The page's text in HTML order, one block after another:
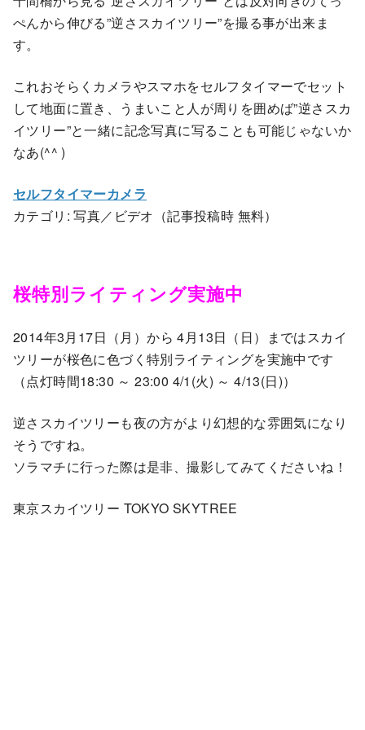
ぺんから伸びる”逆さスカイツリー”を撮る事が出来ま
す。
これおそらくカメラやスマホをセルフタイマーでセット
して地面に置き、うまいこと人が周りを囲めば”逆さスカ
イツリー”と一緒に記念写真に写ることも可能じゃないか
なあ(^^ )
セルフタイマーカメラ
カテゴリ: 写真／ビデオ（記事投稿時 無料）
桜特別ライティング実施中
2014年3月17日（月）から 4月13日（日）まではスカイ
ツリーが桜色に色づく特別ライティングを実施中です
（点灯時間18:30 ～ 23:00 4/1(火) ～ 4/13(日)）
逆さスカイツリーも夜の方がより幻想的な雰囲気になり
そうですね。
ソラマチに行った際は是非、撮影してみてくださいね！
東京スカイツリー TOKYO SKYTREE